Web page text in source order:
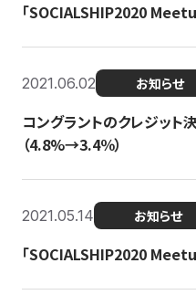
「SOCIALSHIP2020
2021.06.02 お知らせ
コングラントのクレジット
（4.8%→3.4％）
2021.05.14 お知らせ
「SOCIALSHIP2020